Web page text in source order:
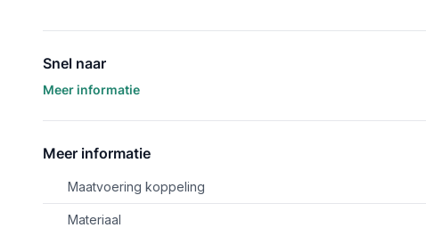
Snel naar
Meer informatie
Meer informatie
Maatvoering koppeling
Materiaal